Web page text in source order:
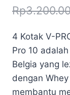
Rp
4 Kotak V-
Pro 10
Belgia yang
dengan
membantu